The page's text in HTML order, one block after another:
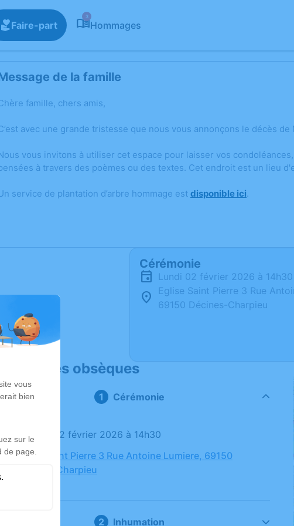
Faire-part
3
Hommages
de la famille
famille, chers amis,
avec une grande tristesse que nous vous annonçons le décès
vous invitons à utiliser cet espace pour laisser vos
à travers des poèmes ou des textes. Cet endroit est un lieu
service de plantation d’arbre hommage est disponible ici.
Cérémonie
lundi 02 février 2026 à 14h30
Eglise Saint Pierre 3 Rue
69150 Décines-Charpieu
des obsèques
Cérémonie
Le lundi 02 février 2026 à 14h30
Eglise Saint Pierre 3 Rue Antoine Lumiere, 69150
Décines-Charpieu
Inhumation